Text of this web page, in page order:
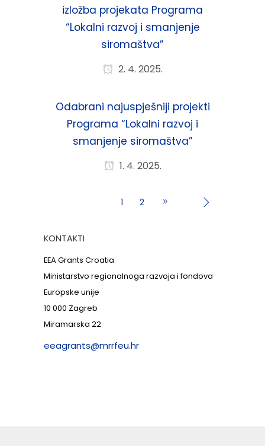
izložba projekata Programa
“Lokalni razvoj i smanjenje
siromaštva”
2. 4. 2025.
Odabrani najuspješniji projekti
Programa “Lokalni razvoj i
smanjenje siromaštva”
1. 4. 2025.
1 2
KONTAKTI
EEA Grants Croatia
Ministarstvo regionalnoga razvoja i fondova
Europske unije
10 000 Zagreb
Miramarska 22
eeagrants@mrrfeu.hr